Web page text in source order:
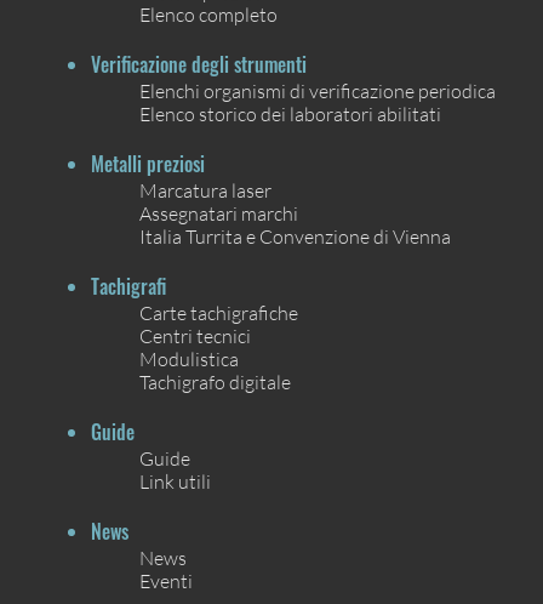
Elenco completo
Verificazione degli strumenti
Elenchi organismi di verificazione periodica
Elenco storico dei laboratori abilitati
Metalli preziosi
Marcatura laser
Assegnatari marchi
Italia Turrita e Convenzione di Vienna
Tachigrafi
Carte tachigrafiche
Centri tecnici
Modulistica
Tachigrafo digitale
Guide
Guide
Link utili
News
News
Eventi